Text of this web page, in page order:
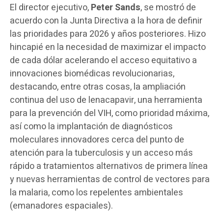
El director ejecutivo,Peter Sands, se mostró de
acuerdo con la Junta Directiva a la hora de definir
las prioridades para 2026 y años posteriores. Hizo
hincapié en la necesidad de maximizar el impacto
de cada dólar acelerando el acceso equitativo a
innovaciones biomédicas revolucionarias,
destacando, entre otras cosas, la ampliación
continua del uso de lenacapavir, una herramienta
para la prevención del VIH, como prioridad máxima,
así como la implantación de diagnósticos
moleculares innovadores cerca del punto de
atención para la tuberculosis y un acceso más
rápido a tratamientos alternativos de primera línea
y nuevas herramientas de control de vectores para
la malaria, como los repelentes ambientales
(emanadores espaciales).